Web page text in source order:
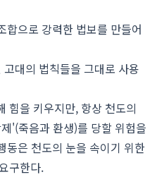
합으로 강력한 법보를 만들어
대의 법칙들을 그대로 사용
힘을 키우지만, 항상 천도의
'(죽음과 환생)를 당할 위험을
동은 천도의 눈을 속이기 위한
구한다.